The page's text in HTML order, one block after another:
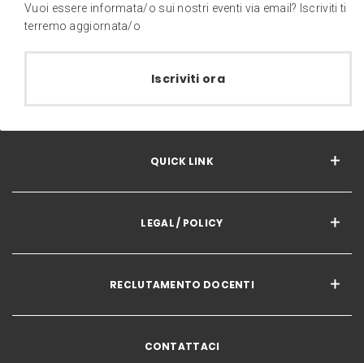
Vuoi essere informata/o sui nostri eventi via email? Iscriviti ti
terremo aggiornata/o
Iscriviti ora
QUICK LINK
LEGAL / POLICY
RECLUTAMENTO DOCENTI
CONTATTACI